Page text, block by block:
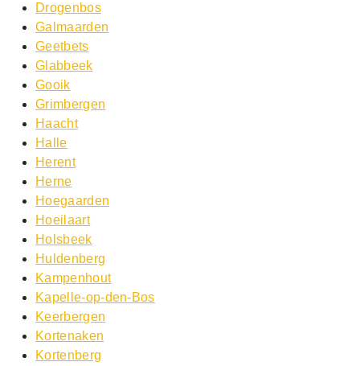
Drogenbos
Galmaarden
Geetbets
Glabbeek
Gooik
Grimbergen
Haacht
Halle
Herent
Herne
Hoegaarden
Hoeilaart
Holsbeek
Huldenberg
Kampenhout
Kapelle-op-den-Bos
Keerbergen
Kortenaken
Kortenberg